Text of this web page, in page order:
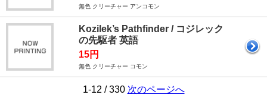
無色 クリーチャー アンコモン
Kozilek’s Pathfinder / コジレック
の先駆者 英語
15円
無色 クリーチャー コモン
1-12 / 330 次のページへ